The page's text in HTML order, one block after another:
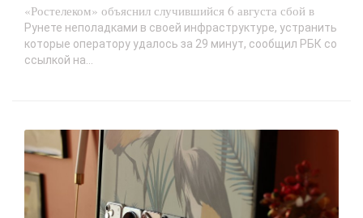
«Ростелеком» объяснил случившийся 6 августа сбой в
Рунете неполадками в своей инфраструктуре, устранить
которые оператору удалось за 29 минут, сообщил РБК со
ссылкой на...